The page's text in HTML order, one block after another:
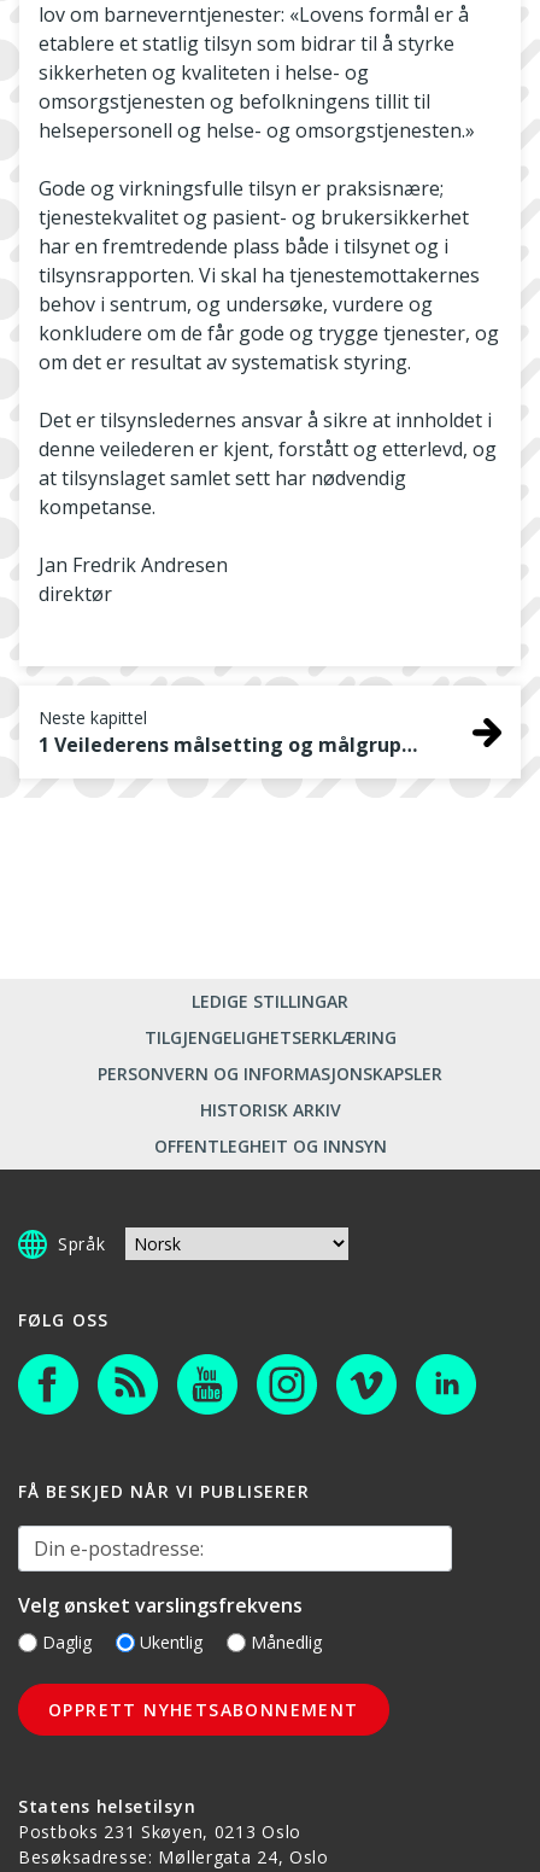
lov om barneverntjenester: «Lovens formål er å
etablere et statlig tilsyn som bidrar til å styrke
sikkerheten og kvaliteten i helse- og
omsorgstjenesten og befolkningens tillit til
helsepersonell og helse- og omsorgstjenesten.»
Gode og virkningsfulle tilsyn er praksisnære;
tjenestekvalitet og pasient- og brukersikkerhet
har en fremtredende plass både i tilsynet og i
tilsynsrapporten. Vi skal ha tjenestemottakernes
behov i sentrum, og undersøke, vurdere og
konkludere om de får gode og trygge tjenester, og
om det er resultat av systematisk styring.
Det er tilsynsledernes ansvar å sikre at innholdet i
denne veilederen er kjent, forstått og etterlevd, og
at tilsynslaget samlet sett har nødvendig
kompetanse.
Jan Fredrik Andresen
direktør
Neste kapittel
1 Veilederens målsetting og målgruppe
LEDIGE STILLINGAR
TILGJENGELIGHETSERKLÆRING
PERSONVERN OG INFORMASJONSKAPSLER
HISTORISK ARKIV
OFFENTLEGHEIT OG INNSYN
Språk
Statens helsetilsyn
Postboks 231 Skøyen, 0213 Oslo
Besøksadresse: Møllergata 24, Oslo
FØLG OSS
FÅ BESKJED NÅR VI PUBLISERER
Din e-postadresse:
Velg ønsket varslingsfrekvens
Daglig Ukentlig Månedlig